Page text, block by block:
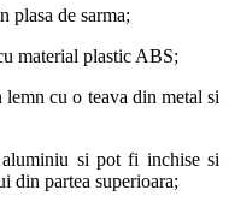
cu o teava din metal si
si pot fi inchise si